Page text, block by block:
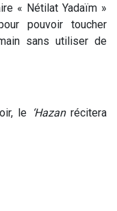
« Nétilat Yadaïm »
pouvoir toucher
sans utiliser de
le ‘Hazanrécitera